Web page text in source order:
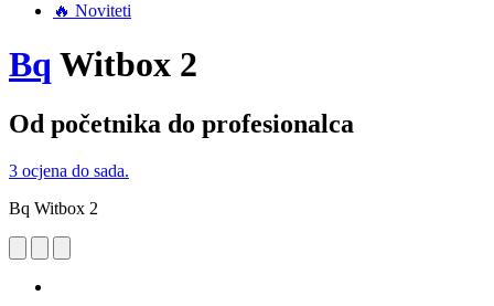
🔥 Noviteti
Bq Witbox 2
Od početnika do profesionalca
3 ocjena do sada.
Bq Witbox 2